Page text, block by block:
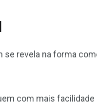
se revela na forma
com mais facilidade